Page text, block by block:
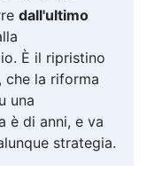
dall'ultimo
È il ripristino
che la riforma
una
è di anni, e va
strategia.